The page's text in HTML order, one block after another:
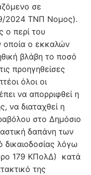
σε
2024 ΤΝΠ Νομος).
ο περί του
οποία ο εκκαλών
βλάβη το ποσό
προηγηθείσες
όλοι οι
να απορριφθεί η
να διαταχθεί η
στο Δημόσιο
δαπάνη των
δικαιοδοσίας λόγω
179 ΚΠολΔ) κατά
της